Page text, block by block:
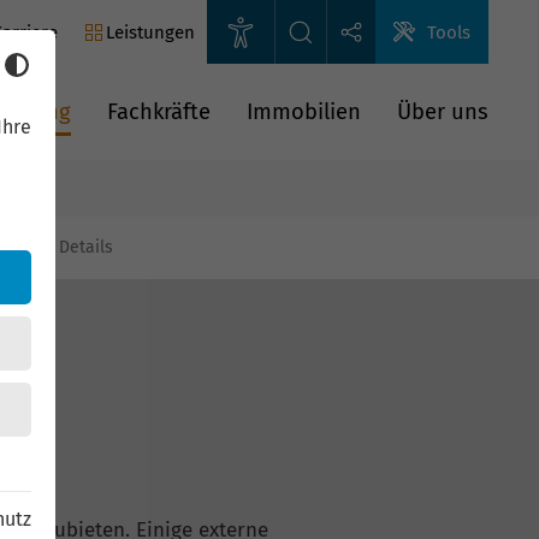
Leistungen Tools
Fachkräfte Immobilien Über uns
Details
anzubieten. Einige externe